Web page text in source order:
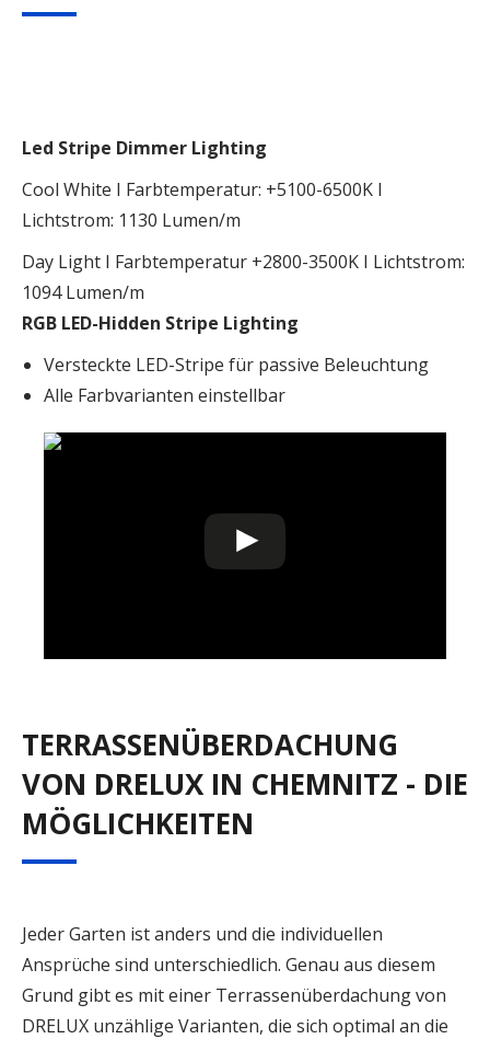
Led Stripe Dimmer Lighting
Cool White I Farbtemperatur: +5100-6500K I
Lichtstrom: 1130 Lumen/m
Day Light I Farbtemperatur +2800-3500K I Lichtstrom:
1094 Lumen/m
RGB LED-Hidden Stripe Lighting
Versteckte LED-Stripe für passive Beleuchtung
Alle Farbvarianten einstellbar
TERRASSENÜBERDACHUNG
VON DRELUX IN CHEMNITZ - DIE
MÖGLICHKEITEN
Jeder Garten ist anders und die individuellen
Ansprüche sind unterschiedlich. Genau aus diesem
Grund gibt es mit einer Terrassenüberdachung von
DRELUX unzählige Varianten, die sich optimal an die